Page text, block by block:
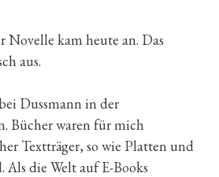
Novelle kam heute an. Das
aus.
Dussmann in der
Bücher waren für mich
Textträger, so wie Platten und
Als die Welt auf E-Books